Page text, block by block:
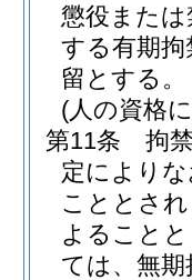
懲役また
する有期
留とする。
(人の資格
第11条
拘
定により
こととさ
よること
ては、無